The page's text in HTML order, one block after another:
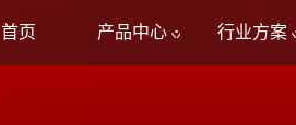
首页 产品中心 行业方案